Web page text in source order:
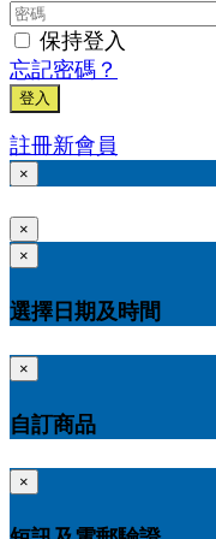
保持登入
忘記密碼？
登入
註冊新會員
×
×
×
選擇日期及時間
×
自訂商品
×